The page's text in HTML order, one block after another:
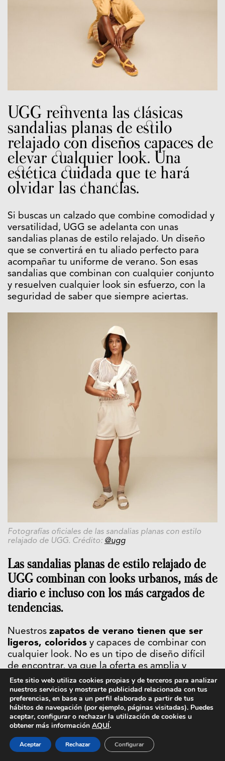
UGG reinventa las clásicas
sandalias planas de estilo
relajado con diseños capaces de
elevar cualquier look. Una
estética cuidada que te hará
olvidar las chanclas.
Si buscas un calzado que combine comodidad y
versatilidad, UGG se adelanta con unas
sandalias planas de estilo relajado. Un diseño
que se convertirá en tu aliado perfecto para
acompañar tu uniforme de verano. Son esas
sandalias que combinan con cualquier conjunto
y resuelven cualquier look sin esfuerzo, con la
seguridad de saber que siempre aciertas.
Fotografías oficiales de las sandalias planas con estilo
relajado de UGG. Crédito: @ugg
Las sandalias planas de estilo relajado de
UGG combinan con looks urbanos, más de
diario e incluso con los más cargados de
tendencias.
Nuestros zapatos de verano tienen que ser
ligeros, coloridos y capaces de combinar con
cualquier look. No es un tipo de diseño difícil
de encontrar, ya que la oferta es amplia y
variada, pero dar con el modelo perfecto no
siempre resulta tan sencillo. Entre todas las
propuestas que llegan cada temporada, y
dejando a un lado las tendencias virales, nos
quedamos sin ninguna duda con las sandalias
planas de estilo relajado de UGG.
Este sitio web utiliza cookies propias y de terceros para analizar
nuestros servicios y mostrarte publicidad relacionada con tus
preferencias, en base a un perfil elaborado a partir de tus
hábitos de navegación (por ejemplo, páginas visitadas). Puedes
aceptar, configurar o rechazar la utilización de cookies u
obtener más información AQUÍ.
Aceptar Rechazar Configurar